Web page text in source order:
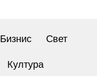
Бизнис Свет
Култура